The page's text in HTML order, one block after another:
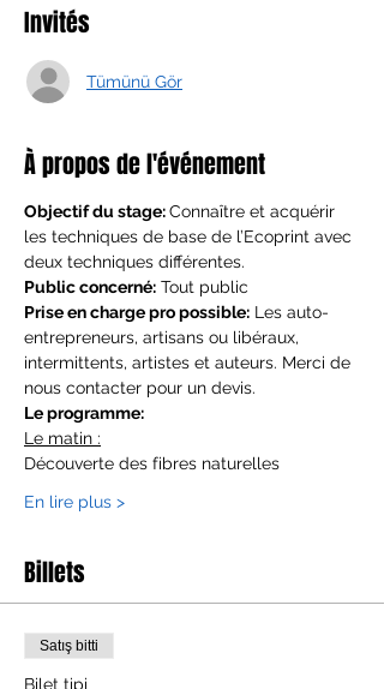
Invités
Tümünü Gör
À propos de l'événement
Objectif du stage: Connaître et acquérir
les techniques de base de l’Ecoprint avec
deux techniques différentes.
Public concerné: Tout public
Prise en charge pro possible: Les auto-
entrepreneurs, artisans ou libéraux,
intermittents, artistes et auteurs. Merci de
nous contacter pour un devis.
Le programme:
Le matin :
Découverte des fibres naturelles
En lire plus >
Billets
Satış bitti
Bilet tipi